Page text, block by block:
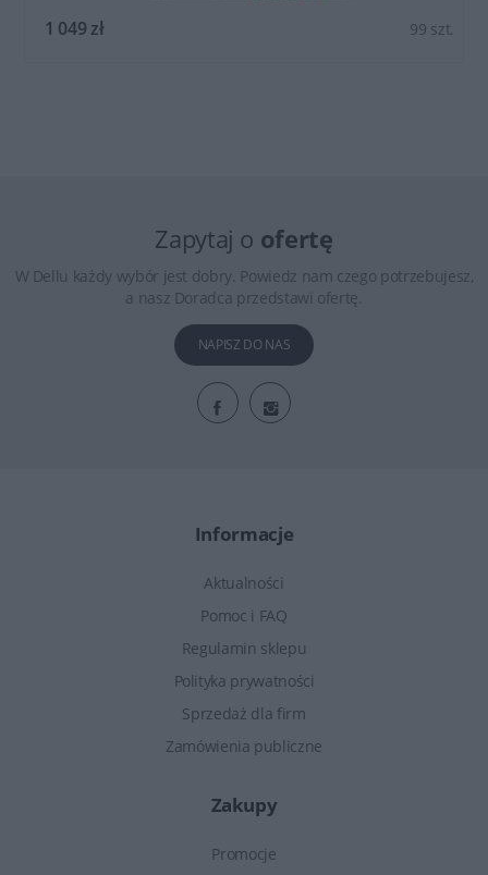
1 049 zł 99 szt.
Zapytaj o ofertę
W Dellu każdy wybór jest dobry. Powiedz nam czego potrzebujesz,
a nasz Doradca przedstawi ofertę.
NAPISZ DO NAS
Informacje
Aktualności
Pomoc i FAQ
Regulamin sklepu
Polityka prywatności
Sprzedaż dla firm
Zamówienia publiczne
Zakupy
Promocje